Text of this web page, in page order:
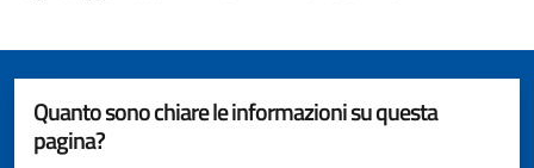
Quanto sono chiare le informazioni su questa
pagina?